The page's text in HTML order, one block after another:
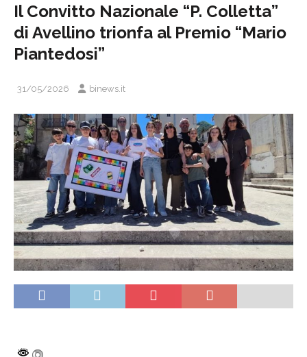
Il Convitto Nazionale “P. Colletta”
di Avellino trionfa al Premio “Mario
Piantedosi”
31/05/2026 binews.it